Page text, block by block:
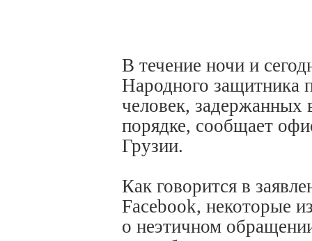
В течение ночи и
Народного защитника
человек, задержанных
порядке, сообщает
Грузии.
Как говорится в
Facebook, некоторые
о неэтичном